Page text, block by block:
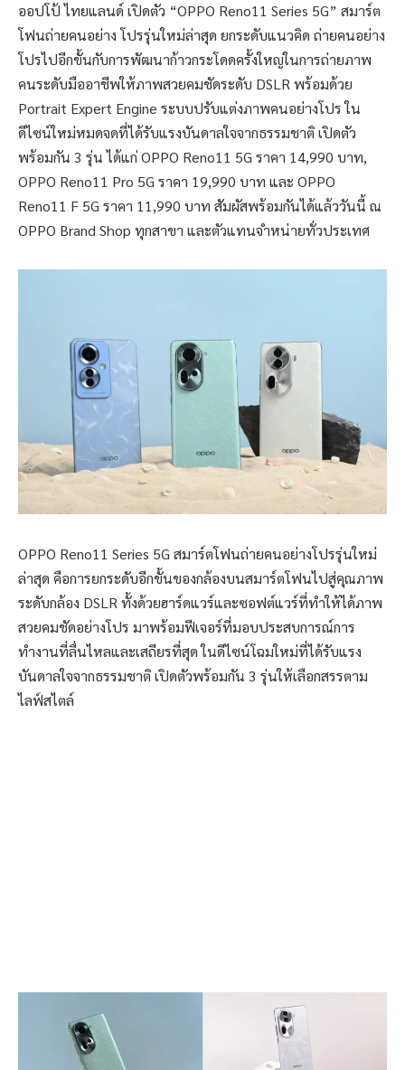
ออปโป้ ไทยแลนด์ เปิดตัว “OPPO Reno11 Series 5G” สมาร์ต
โฟนถ่ายคนอย่าง โปรรุ่นใหม่ล่าสุด ยกระดับแนวคิด ถ่ายคนอย่าง
โปรไปอีกขั้นกับการพัฒนาก้าวกระโดดครั้งใหญ่ในการถ่ายภาพ
คนระดับมืออาชีพให้ภาพสวยคมชัดระดับ DSLR พร้อมด้วย
Portrait Expert Engine ระบบปรับแต่งภาพคนอย่างโปร ใน
ดีไซน์ใหม่หมดจดที่ได้รับแรงบันดาลใจจากธรรมชาติ เปิดตัว
พร้อมกัน 3 รุ่น ได้แก่ OPPO Reno11 5G ราคา 14,990 บาท,
OPPO Reno11 Pro 5G ราคา 19,990 บาท และ OPPO
Reno11 F 5G ราคา 11,990 บาท สัมผัสพร้อมกันได้แล้ววันนี้ ณ
OPPO Brand Shop ทุกสาขา และตัวแทนจำหน่ายทั่วประเทศ
OPPO Reno11 Series 5G สมาร์ตโฟนถ่ายคนอย่างโปรรุ่นใหม่
ล่าสุด คือการยกระดับอีกขั้นของกล้องบนสมาร์ตโฟนไปสู่คุณภาพ
ระดับกล้อง DSLR ทั้งด้วยฮาร์ดแวร์และซอฟต์แวร์ที่ทำให้ได้ภาพ
สวยคมชัดอย่างโปร มาพร้อมฟีเจอร์ที่มอบประสบการณ์การ
ทำงานที่ลื่นไหลและเสถียรที่สุด ในดีไซน์โฉมใหม่ที่ได้รับแรง
บันดาลใจจากธรรมชาติ เปิดตัวพร้อมกัน 3 รุ่นให้เลือกสรรตาม
ไลฟ์สไตล์